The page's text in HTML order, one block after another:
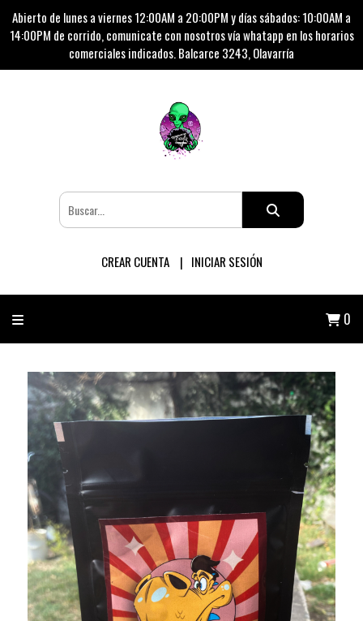
Abierto de lunes a viernes 12:00AM a 20:00PM y días sábados: 10:00AM a
14:00PM de corrido, comunicate con nosotros vía whatapp en los horarios
comerciales indicados. Balcarce 3243, Olavarría
CREAR CUENTA INICIAR SESIÓN
0